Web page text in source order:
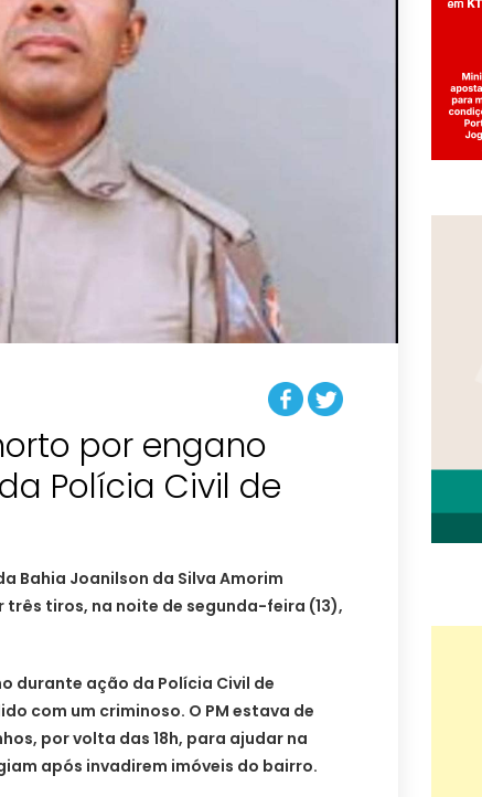
por engano
Polícia Civil de
Bahia Joanilson da Silva Amorim
tiros, na noite de segunda-feira (13),
durante ação da Polícia Civil de
com um criminoso. O PM estava de
por volta das 18h, para ajudar na
após invadirem imóveis do bairro.